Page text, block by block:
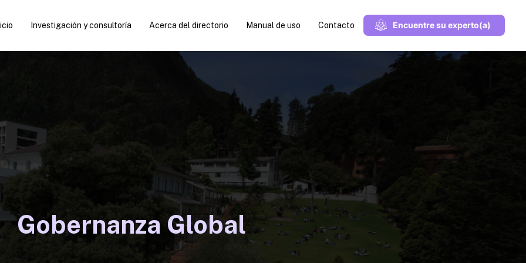
Investigación y consultoría Acerca del directorio Manual de uso Contacto Encuentre su experto(a)
Gobernanza Global